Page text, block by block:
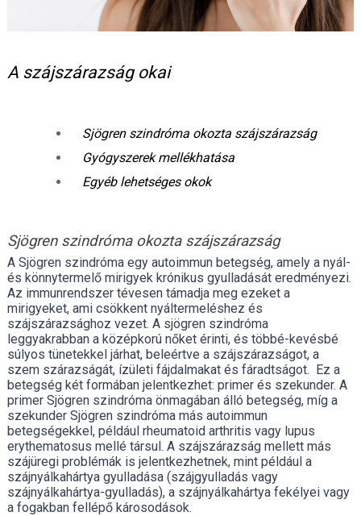
A szájszárazság okai
Sjögren szindróma okozta szájszárazság
Gyógyszerek mellékhatása
Egyéb lehetséges okok
Sjögren szindróma okozta szájszárazság
A Sjögren szindróma egy autoimmun betegség, amely a nyál-
és könnytermelő mirigyek krónikus gyulladását eredményezi.
Az immunrendszer tévesen támadja meg ezeket a
mirigyeket, ami csökkent nyáltermeléshez és
szájszárazsághoz vezet. A sjögren szindróma
leggyakrabban a középkorú nőket érinti, és többé-kevésbé
súlyos tünetekkel járhat, beleértve a szájszárazságot, a
szem szárazságát, ízületi fájdalmakat és fáradtságot. Ez a
betegség két formában jelentkezhet: primer és szekunder. A
primer Sjögren szindróma önmagában álló betegség, míg a
szekunder Sjögren szindróma más autoimmun
betegségekkel, például rheumatoid arthritis vagy lupus
erythematosus mellé társul. A szájszárazság mellett más
szájüregi problémák is jelentkezhetnek, mint például a
szájnyálkahártya gyulladása (szájgyulladás vagy
szájnyálkahártya-gyulladás), a szájnyálkahártya fekélyei vagy
a fogakban fellépő károsodások.